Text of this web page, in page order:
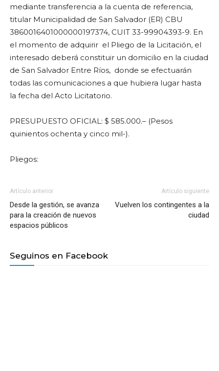
mediante transferencia a la cuenta de referencia,
titular Municipalidad de San Salvador (ER) CBU
3860016401000000197374, CUIT 33-99904393-9. En
el momento de adquirir el Pliego de la Licitación, el
interesado deberá constituir un domicilio en la ciudad
de San Salvador Entre Ríos, donde se efectuarán
todas las comunicaciones a que hubiera lugar hasta
la fecha del Acto Licitatorio.
PRESUPUESTO OFICIAL: $ 585.000.– (Pesos
quinientos ochenta y cinco mil-).
Pliegos:
Artículo anterior
Desde la gestión, se avanza
para la creación de nuevos
espacios públicos
Artículo siguiente
Vuelven los contingentes a la
ciudad
Seguinos en Facebook